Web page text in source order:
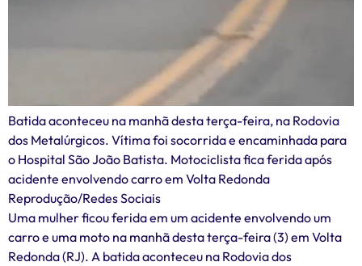
Batida aconteceu na manhã desta terça-feira, na Rodovia
dos Metalúrgicos. Vítima foi socorrida e encaminhada para
o Hospital São João Batista. Motociclista fica ferida após
acidente envolvendo carro em Volta Redonda
Reprodução/Redes Sociais
Uma mulher ficou ferida em um acidente envolvendo um
carro e uma moto na manhã desta terça-feira (3) em Volta
Redonda (RJ). A batida aconteceu na Rodovia dos